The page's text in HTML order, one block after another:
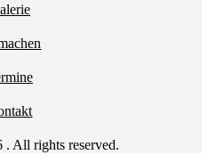
All rights reserved.